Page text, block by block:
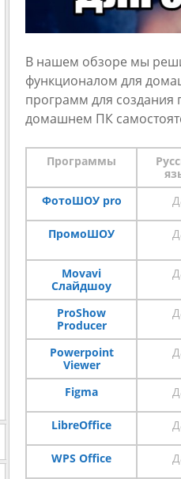
В нашем обзоре мы
функционалом для
программ для создания
домашнем ПК
Программы
ФотоШОУ pro
ПромоШОУ
Movavi
Слайдшоу
ProShow
Producer
Powerpoint
Viewer
Figma
LibreOffice
WPS Office